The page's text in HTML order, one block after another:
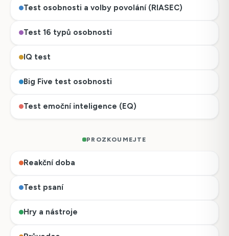
Test osobnosti a volby povolání (RIASEC)
Test 16 typů osobnosti
IQ test
Big Five test osobnosti
Test emoční inteligence (EQ)
PROZKOUMEJTE
Reakční doba
Test psaní
Hry a nástroje